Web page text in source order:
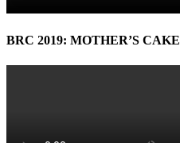
BRC 2019: MOTHER’S CAKE